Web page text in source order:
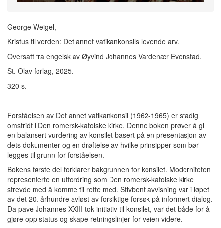
George Weigel,
Kristus til verden: Det annet vatikankonsils levende arv.
Oversatt fra engelsk av Øyvind Johannes Vardenær Evenstad.
St. Olav forlag, 2025.
320 s.
Forståelsen av Det annet vatikankonsil (1962-1965) er stadig
omstridt i Den romersk-katolske kirke. Denne boken prøver å gi
en balansert vurdering av konsilet basert på en presentasjon av
dets dokumenter og en drøftelse av hvilke prinsipper som bør
legges til grunn for forståelsen.
Bokens første del forklarer bakgrunnen for konsilet. Moderniteten
representerte en utfordring som Den romersk-katolske kirke
strevde med å komme til rette med. Stivbent avvisning var i løpet
av det 20. århundre avløst av forsiktige forsøk på informert dialog.
Da pave Johannes XXIII tok initiativ til konsilet, var det både for å
gjøre opp status og skape retningslinjer for veien videre.